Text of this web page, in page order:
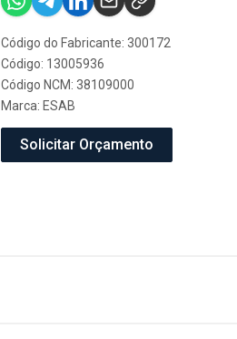
Código do Fabricante: 300172
Código: 13005936
Código NCM: 38109000
Marca: ESAB
Solicitar Orçamento